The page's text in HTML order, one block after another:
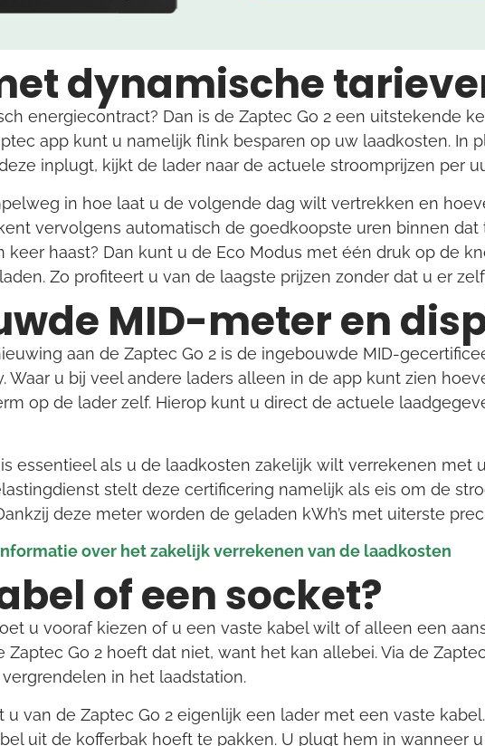
dynamische
energiecontract? Dan is de Zaptec Go 2 een uitstekende
app kunt u namelijk flink besparen op uw laadkosten. In
inplugt, kijkt de lader naar de actuele stroomprijzen per
in hoe laat u de volgende dag wilt vertrekken en
vervolgens automatisch de goedkoopste uren binnen
keer haast? Dan kunt u de Eco Modus met één druk op de
Zo profiteert u van de laagste prijzen zonder dat u er
MID-meter en
aan de Zaptec Go 2 is de ingebouwde MID-
Waar u bij veel andere laders alleen in de app kunt zien
op de lader zelf. Hierop kunt u direct de actuele
essentieel als u de laadkosten zakelijk wilt verrekenen met
stelt deze certificering namelijk als eis om de
deze meter worden de geladen kWh’s met uiterste
over het zakelijk verrekenen van de laadkosten
of een socket?
u vooraf kiezen of u een vaste kabel wilt of alleen een
Zaptec Go 2 hoeft dat niet, want het kan allebei. Via de
in het laadstation.
u van de Zaptec Go 2 eigenlijk een lader met een vaste
uit de kofferbak hoeft te pakken. U plugt hem in wanneer